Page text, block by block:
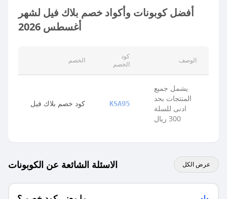
أفضل كوبونات وأكواد خصم بلاك فيل لشهر
أغسطس 2026
الخصم
كود
الخصم
الوصف
كود خصم بلاك فيل KSA95
يشمل جميع
المنتجات بحد
ادنى للسلة
300 ريال
الاسئلة الشائعة عن الكوبونات عرض الكل